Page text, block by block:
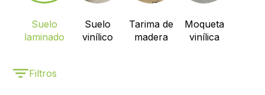
Suelo
laminado
Suelo
vinílico
Tarima de
madera
Moqueta
vinílica
Filtros